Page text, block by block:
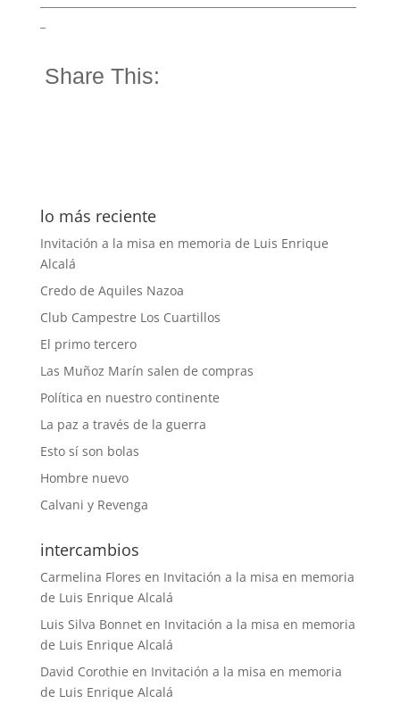
Share This:
lo más reciente
Invitación a la misa en memoria de Luis Enrique
Alcalá
Credo de Aquiles Nazoa
Club Campestre Los Cuartillos
El primo tercero
Las Muñoz Marín salen de compras
Política en nuestro continente
La paz a través de la guerra
Esto sí son bolas
Hombre nuevo
Calvani y Revenga
intercambios
Carmelina Flores en Invitación a la misa en memoria
de Luis Enrique Alcalá
Luis Silva Bonneten Invitación a la misa en memoria
de Luis Enrique Alcalá
David Corothie en Invitación a la misa en memoria
de Luis Enrique Alcalá